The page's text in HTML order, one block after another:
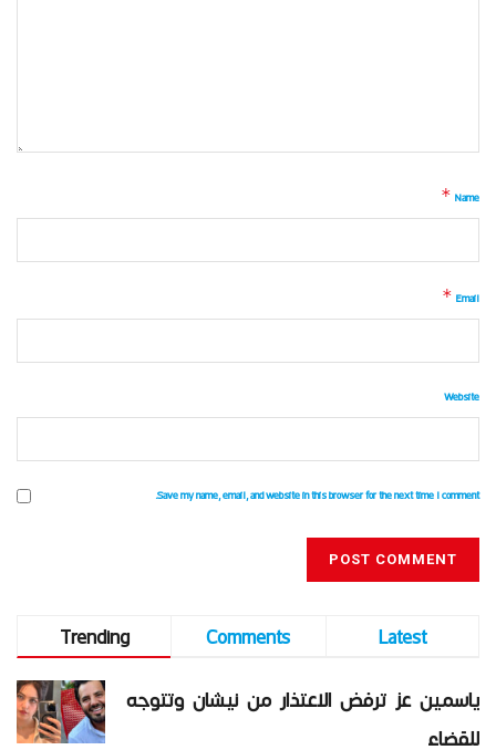
Name
*
Email
*
Website
Save my name, email, and website in this browser for the next time I comment.
Trending Comments
Latest
ياسمين عز ترفض الاعتذار من نيشان وتتوجه
للقضاء